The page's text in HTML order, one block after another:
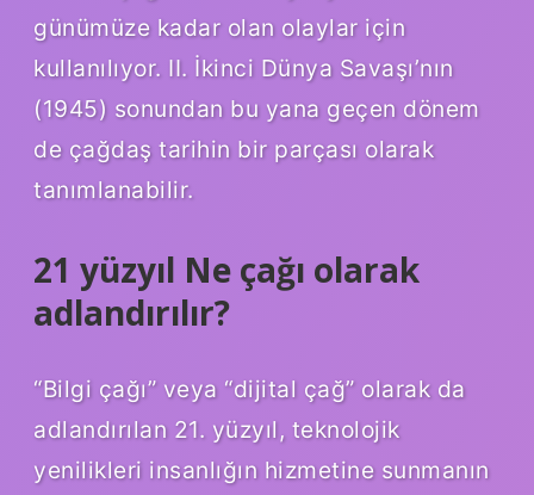
günümüze kadar olan olaylar için
kullanılıyor. II. İkinci Dünya Savaşı’nın
(1945) sonundan bu yana geçen dönem
de çağdaş tarihin bir parçası olarak
tanımlanabilir.
21 yüzyıl Ne çağı olarak
adlandırılır?
“Bilgi çağı” veya “dijital çağ” olarak da
adlandırılan 21. yüzyıl, teknolojik
yenilikleri insanlığın hizmetine sunmanın